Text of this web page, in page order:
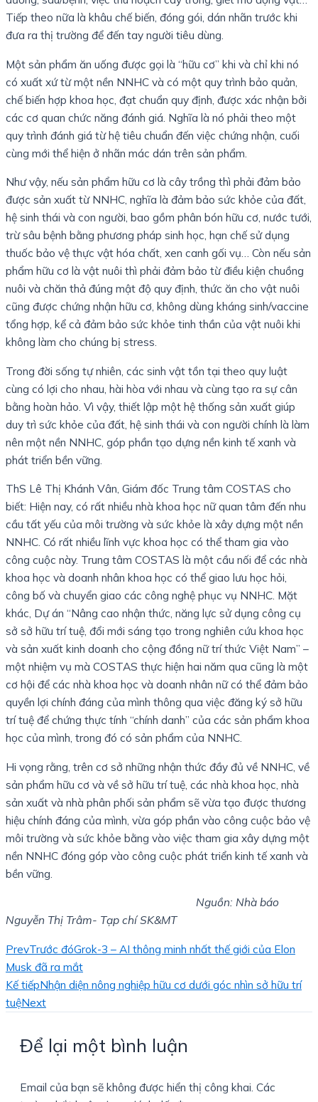
Tiếp theo nữa là khâu chế biến, đóng gói, dán nhãn trước khi
đưa ra thị trường để đến tay người tiêu dùng.
Một sản phẩm ăn uống được gọi là “hữu cơ” khi và chỉ khi nó
có xuất xứ từ một nền NNHC và có một quy trình bảo quản,
chế biến hợp khoa học, đạt chuẩn quy định, được xác nhận bởi
các cơ quan chức năng đánh giá. Nghĩa là nó phải theo một
quy trình đánh giá từ hệ tiêu chuẩn đến việc chứng nhận, cuối
cùng mới thể hiện ở nhãn mác dán trên sản phẩm.
Như vậy, nếu sản phẩm hữu cơ là cây trồng thì phải đảm bảo
được sản xuất từ NNHC, nghĩa là đảm bảo sức khỏe của đất,
hệ sinh thái và con người, bao gồm phân bón hữu cơ, nước tưới,
trừ sâu bệnh bằng phương pháp sinh học, hạn chế sử dụng
thuốc bảo vệ thực vật hóa chất, xen canh gối vụ… Còn nếu sản
phẩm hữu cơ là vật nuôi thì phải đảm bảo từ điều kiện chuồng
nuôi và chăn thả đúng mật độ quy định, thức ăn cho vật nuôi
cũng được chứng nhận hữu cơ, không dùng kháng sinh/vaccine
tổng hợp, kể cả đảm bảo sức khỏe tinh thần của vật nuôi khi
không làm cho chúng bị stress.
Trong đời sống tự nhiên, các sinh vật tồn tại theo quy luật
cùng có lợi cho nhau, hài hòa với nhau và cùng tạo ra sự cân
bằng hoàn hảo. Vì vậy, thiết lập một hệ thống sản xuất giúp
duy trì sức khỏe của đất, hệ sinh thái và con người chính là làm
nên một nền NNHC, góp phần tạo dựng nền kinh tế xanh và
phát triển bền vững.
ThS Lê Thị Khánh Vân, Giám đốc Trung tâm COSTAS cho
biết: Hiện nay, có rất nhiều nhà khoa học nữ quan tâm đến nhu
cầu tất yếu của môi trường và sức khỏe là xây dựng một nền
NNHC. Có rất nhiều lĩnh vực khoa học có thể tham gia vào
công cuộc này. Trung tâm COSTAS là một cầu nối để các nhà
khoa học và doanh nhân khoa học có thể giao lưu học hỏi,
công bố và chuyển giao các công nghệ phục vụ NNHC. Mặt
khác, Dự án “Nâng cao nhận thức, năng lực sử dụng công cụ
sở sở hữu trí tuệ, đổi mới sáng tạo trong nghiên cứu khoa học
và sản xuất kinh doanh cho cộng đồng nữ trí thức Việt Nam” –
một nhiệm vụ mà COSTAS thực hiện hai năm qua cũng là một
cơ hội để các nhà khoa học và doanh nhân nữ có thể đảm bảo
quyền lợi chính đáng của mình thông qua việc đăng ký sở hữu
trí tuệ để chứng thực tính “chính danh” của các sản phẩm khoa
học của mình, trong đó có sản phẩm của NNHC.
Hi vọng rằng, trên cơ sở những nhận thức đầy đủ về NNHC, về
sản phẩm hữu cơ và về sở hữu trí tuệ, các nhà khoa học, nhà
sản xuất và nhà phân phối sản phẩm sẽ vừa tạo được thương
hiệu chính đáng của mình, vừa góp phần vào công cuộc bảo vệ
môi trường và sức khỏe bằng vào việc tham gia xây dựng một
nền NNHC đóng góp vào công cuộc phát triển kinh tế xanh và
bền vững.
Nguồn: Nhà báo
Nguyễn Thị Trâm- Tạp chí SK&MT
PrevTrước đóGrok-3 – AI thông minh nhất thế giới của Elon
Musk đã ra mắt
Kế tiếpNhận diện nông nghiệp hữu cơ dưới góc nhìn sở hữu trí
tuệNext
Để lại một bình luận
Email của bạn sẽ không được hiển thị công khai. Các